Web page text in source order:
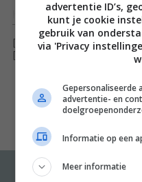
hemelbestormende
en strak te blijven. Wel
laten zien dat elke dag
bij hebben, naast je
Dus inclusief pasta,
het trio dat naar het
op zeg, nooit meer een
krieltje?! Een lekker
[ywfbt_form
[recently_viewed_products]
advertentie ID’s,
kunt je cookie
gebruik van
via 'Privacy
Gepersonaliseerde
advertentie- en
Informatie op een
Meer informatie